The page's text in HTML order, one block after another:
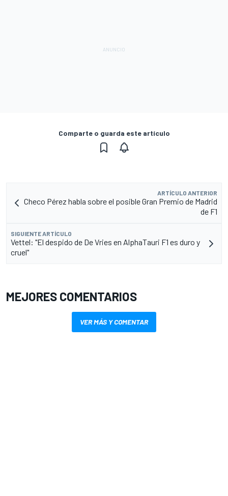
Comparte o guarda este artículo
ARTÍCULO ANTERIOR
Checo Pérez habla sobre el posible Gran Premio de Madrid
de F1
SIGUIENTE ARTÍCULO
Vettel: "El despido de De Vries en AlphaTauri F1 es duro y
cruel"
MEJORES COMENTARIOS
VER MÁS Y COMENTAR